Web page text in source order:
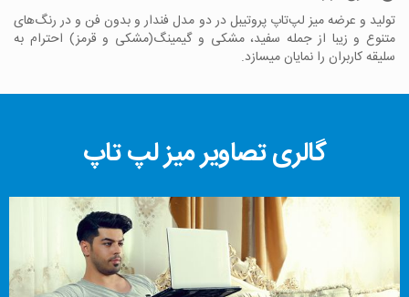
تولید و عرضه میز لپ‌تاپ پروتیبل در دو مدل فندار و بدون فن و در رنگ‌های
متنوع و زیبا از جمله سفید، مشکی و گیمینگ(مشکی و قرمز) احترام به
سلیقه کاربران را نمایان میسازد.
گالری تصاویر میز لپ تاپ